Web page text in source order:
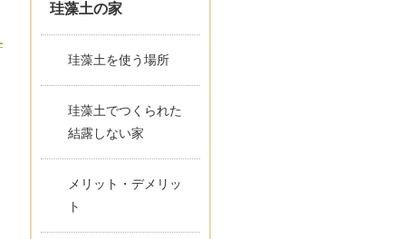
珪藻土の家
珪藻土を使う場所
珪藻土でつくられた
結露しない家
メリット・デメリッ
ト